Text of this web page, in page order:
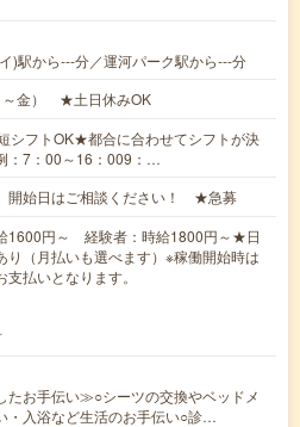
)駅から---分／運河パーク駅から---分
～金） ★土日休みOK
シフトOK★都合に合わせてシフトが決
：7：00～16：009：…
開始日はご相談ください！ ★急募
1600円～ 経験者：時給1800円～★日
り（月払いも選べます）※稼働開始時は
払いとなります。
たお手伝い≫○シーツの交換やベッドメ
・入浴など生活のお手伝い○診…